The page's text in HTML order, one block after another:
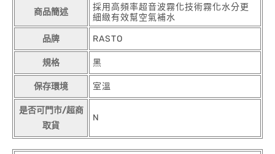
商品簡述
採用高頻率超音波霧化技術霧化水分更
細緻有效幫空氣補水
品牌 RASTO
規格 黑
保存環境 室溫
是否可門市/超商
取貨
N